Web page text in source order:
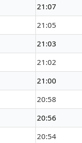
21:07
21:05
21:03
21:02
21:00
20:58
20:56
20:54